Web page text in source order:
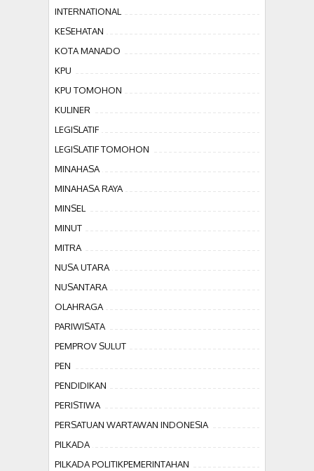
INTERNATIONAL
KESEHATAN
KOTA MANADO
KPU
KPU TOMOHON
KULINER
LEGISLATIF
LEGISLATIF TOMOHON
MINAHASA
MINAHASA RAYA
MINSEL
MINUT
MITRA
NUSA UTARA
NUSANTARA
OLAHRAGA
PARIWISATA
PEMPROV SULUT
PEN
PENDIDIKAN
PERISTIWA
PERSATUAN WARTAWAN INDONESIA
PILKADA
PILKADA POLITIKPEMERINTAHAN